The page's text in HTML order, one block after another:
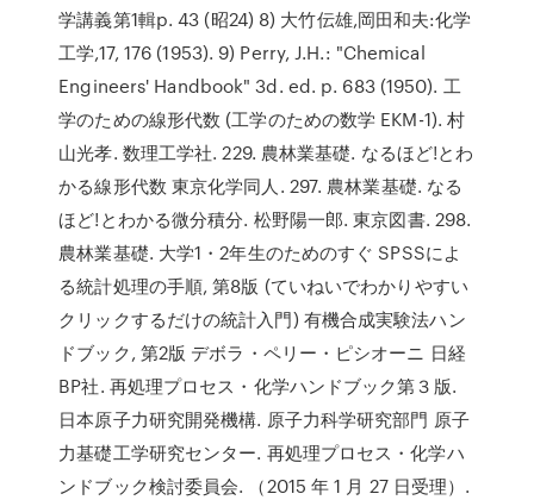
学講義第1輯p. 43 (昭24) 8) 大竹伝雄,岡田和夫:化学
工学,17, 176 (1953). 9) Perry, J.H.: "Chemical
Engineers' Handbook" 3d. ed. p. 683 (1950). 工
学のための線形代数 (工学のための数学 EKM-1). 村
山光孝. 数理工学社. 229. 農林業基礎. なるほど!とわ
かる線形代数 東京化学同人. 297. 農林業基礎. なる
ほど!とわかる微分積分. 松野陽一郎. 東京図書. 298.
農林業基礎. 大学1・2年生のためのすぐ SPSSによ
る統計処理の手順, 第8版 (ていねいでわかりやすい
クリックするだけの統計入門) 有機合成実験法ハン
ドブック, 第2版 デボラ・ペリー・ピシオーニ 日経
BP社. 再処理プロセス・化学ハンドブック第３版.
日本原子力研究開発機構. 原子力科学研究部門 原子
力基礎工学研究センター. 再処理プロセス・化学ハ
ンドブック検討委員会. （2015 年 1 月 27 日受理）.